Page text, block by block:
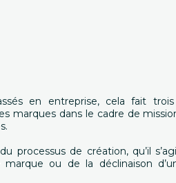
en entreprise, cela fait
marques dans le cadre de
processus de création, qu’il
ou de la déclinaison